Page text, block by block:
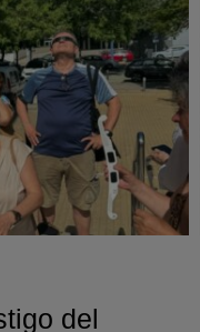
del